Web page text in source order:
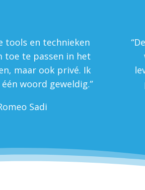
tools en technieken
toe te passen in het
maar ook privé. Ik
woord geweldig.”
Sadi